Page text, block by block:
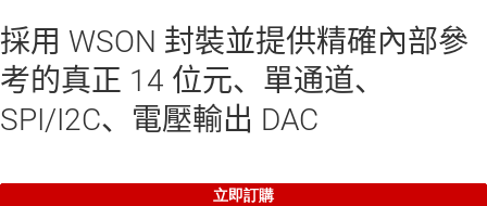
採用 WSON 封裝並提供精確內部參
考的真正 14 位元、單通道、
SPI/I2C、電壓輸出 DAC
立即訂購